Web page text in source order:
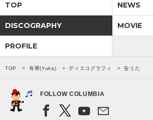
TOP NEWS
DISCOGRAPHY MOVIE
PROFILE
TOP 有華(Yuka) ディスコグラフィ 告うた
FOLLOW COLUMBIA